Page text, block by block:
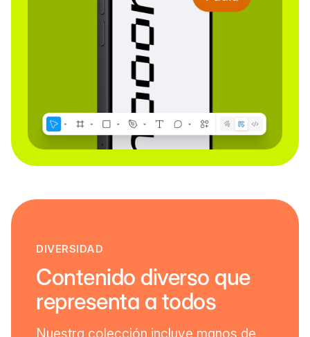
DIVERSIDAD
Contenido diverso que
representa a todos
Nuestra colección incluye manos de